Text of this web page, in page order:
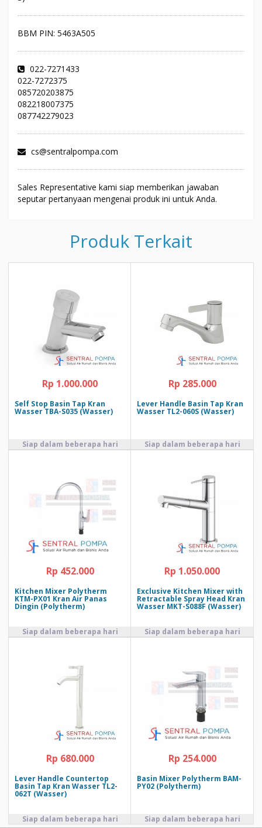
BBM PIN: 5463A505
022-7271433
022-7272375
085720203875
082218007375
087742279023
cs@sentralpompa.com
Sales Representative kami siap memberikan jawaban
seputar pertanyaan mengenai produk ini untuk Anda.
Produk Terkait
Rp 1.000.000
Self Stop Basin Tap Kran
Wasser TBA-S035 (Wasser)
Rp 285.000
Lever Handle Basin Tap Kran
Wasser TL2-060S (Wasser)
Rp 452.000
Kitchen Mixer Polytherm
KTM-PX01 Kran Air Panas
Dingin (Polytherm)
Rp 1.050.000
Exclusive Kitchen Mixer with
Retractable Spray Head Kran
Wasser MKT-S088F (Wasser)
Rp 680.000
Lever Handle Countertop
Basin Tap Kran Wasser TL2-
062T (Wasser)
Rp 254.000
Basin Mixer Polytherm BAM-
PY02 (Polytherm)